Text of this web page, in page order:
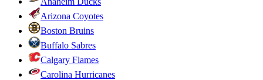
Arizona Coyotes
Boston Bruins
Buffalo Sabres
Calgary Flames
Carolina Hurricanes